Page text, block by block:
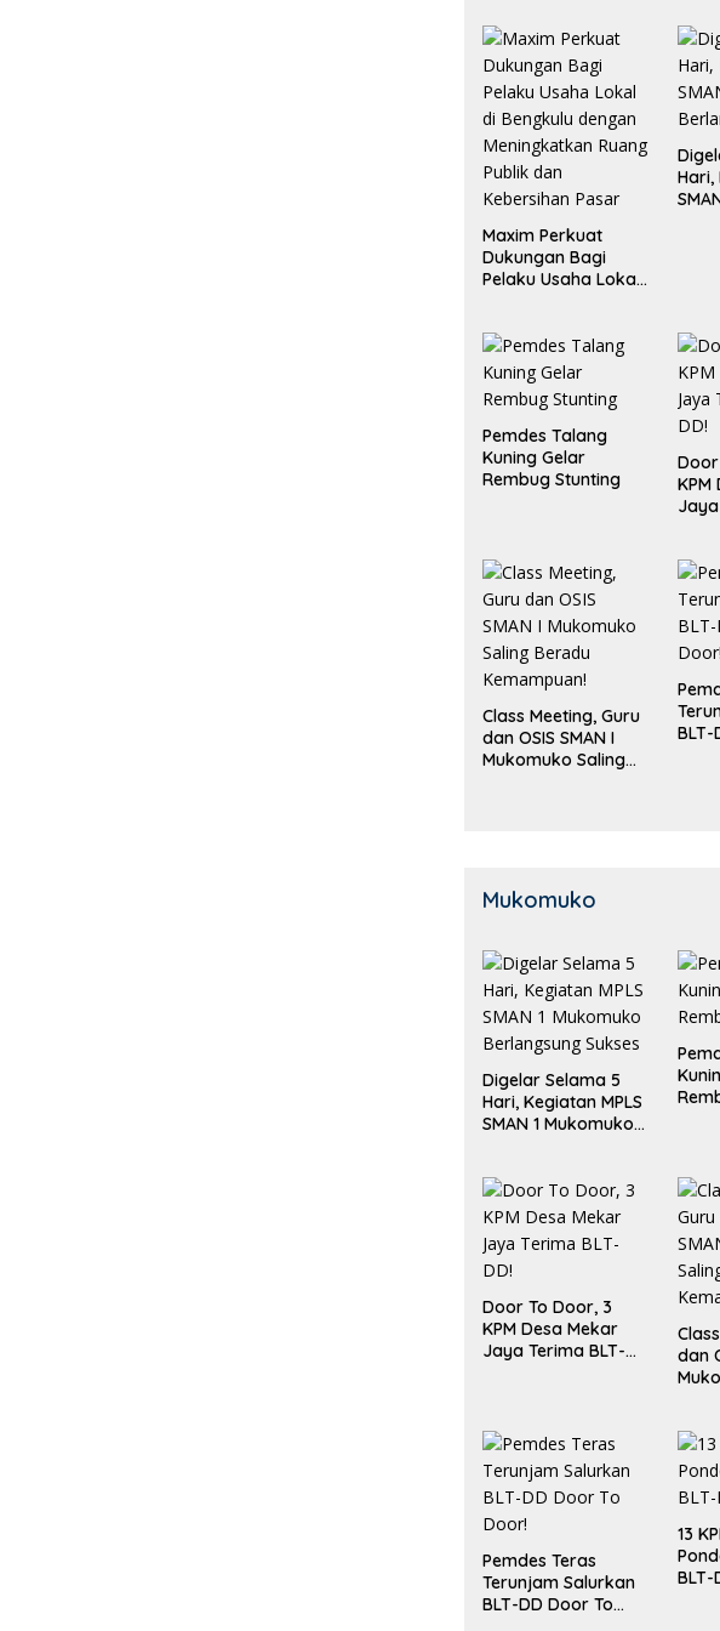
Maxim Perkuat
Dukungan Bagi
Pelaku Usaha Lokal
Ruang Publik dan
Kebersihan Pasar
Hari,
Pemdes Talang
Kuning Gelar
Rembug Stunting
KPM
Class Meeting, Guru
dan OSIS SMAN I
Mukomuko Saling
BLT-
Mukomuko
Digelar Selama 5
Hari, Kegiatan MPLS
SMAN 1 Mukomuko
Door To Door, 3
KPM Desa Mekar
Jaya Terima BLT-
dan
Pemdes Teras
Terunjam Salurkan
BLT-DD Door To
13
BLT-